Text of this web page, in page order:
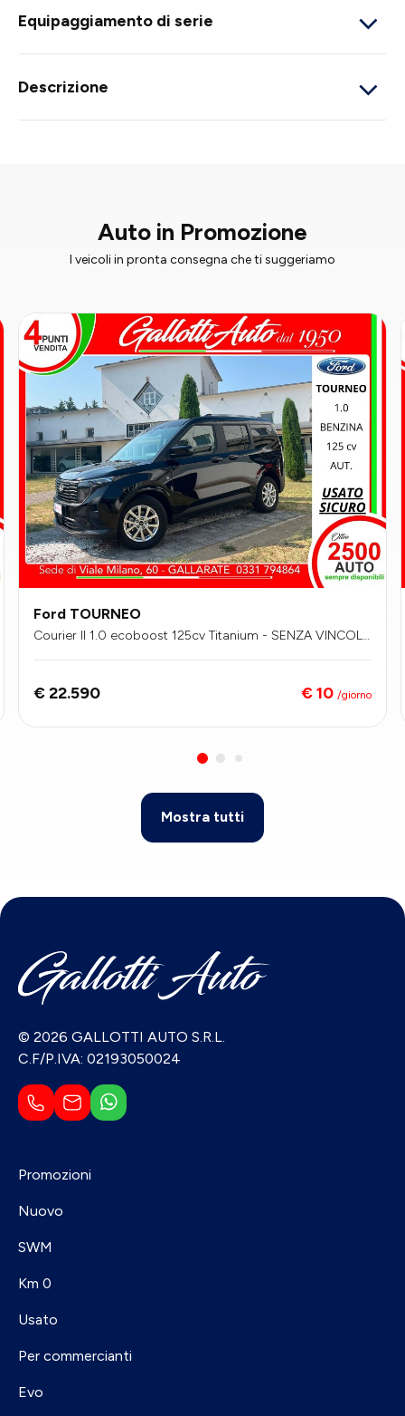
Equipaggiamento di serie
Descrizione
Auto in Promozione
I veicoli in pronta consegna che ti suggeriamo
Ford TOURNEO
Courier II 1.0 ecoboost 125cv Titanium - SENZA VINCOLI
€ 22.590 € 10 /giorno
Mostra tutti
© 2026 GALLOTTI AUTO S.R.L.
C.F/P.IVA: 02193050024
Promozioni
Nuovo
SWM
Km 0
Usato
Per commercianti
Evo